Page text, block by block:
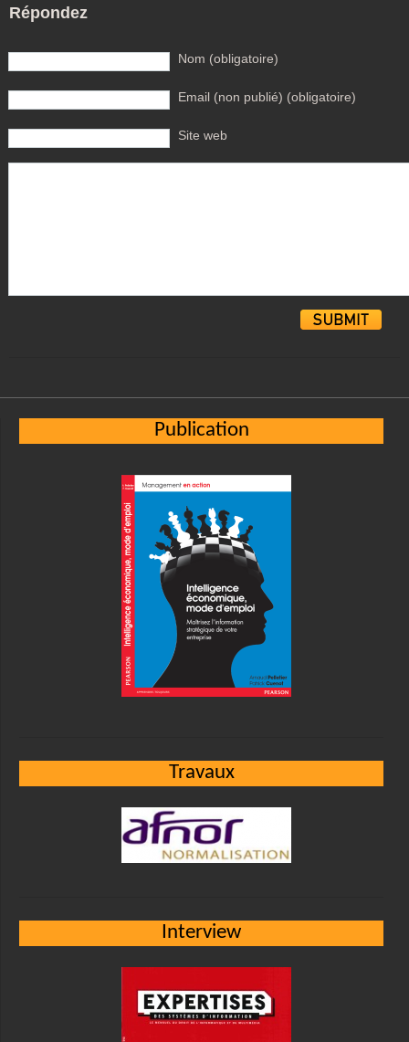
Répondez
Nom (obligatoire)
Email (non publié) (obligatoire)
Site web
Publication
Travaux
Interview